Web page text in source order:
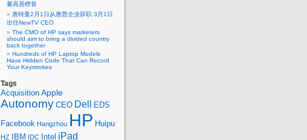
量高居榜首
惠特曼2月1日从惠普企业辞职 3月1日
出任NewTV CEO
The CMO of HP says marketers
should aim to bring a divided country
back together
Hundreds of HP Laptop Models
Have Hidden Code That Can Record
Your Keystrokes
Tags
Acquisition Apple
Autonomy CEO Dell EDS
Facebook Hangzhou HP Huipu
HZ IBM IDC Intel iPad